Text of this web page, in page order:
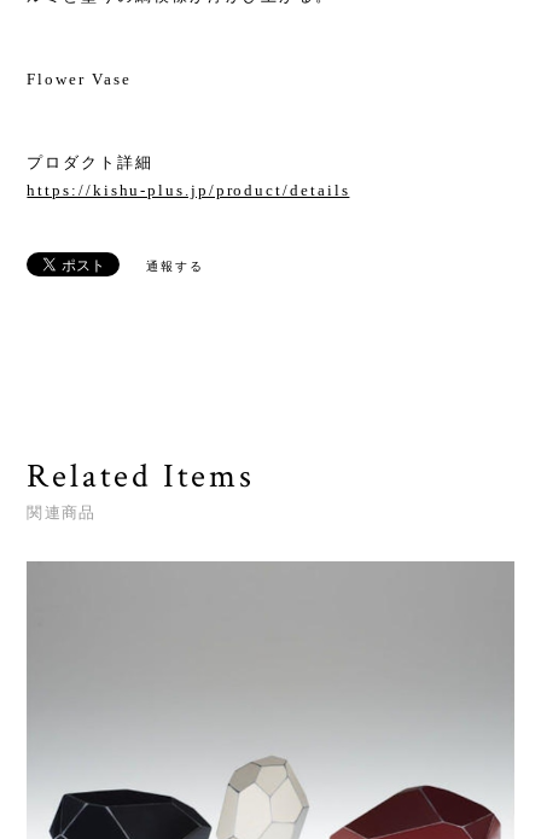
Flower Vase
プロダクト詳細
https://kishu-plus.jp/product/details
通報する
Related Items
関連商品